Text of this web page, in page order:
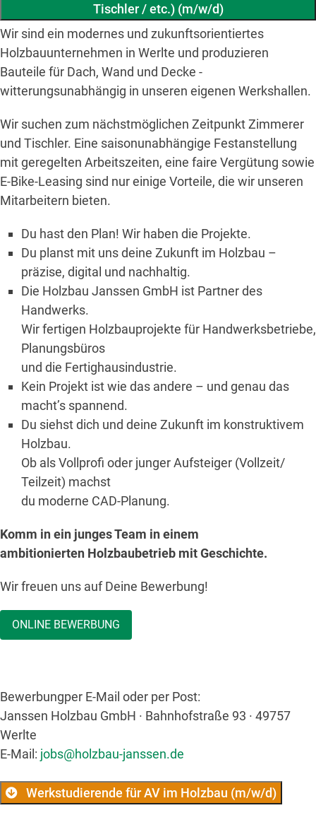
Tischler / etc.) (m/w/d)
Wir sind ein modernes und zukunftsorientiertes
Holzbauunternehmen in Werlte und produzieren
Bauteile für Dach, Wand und Decke -
witterungsunabhängig in unseren eigenen Werkshallen.
Wir suchen zum nächstmöglichen Zeitpunkt Zimmerer
und Tischler. Eine saisonunabhängige Festanstellung
mit geregelten Arbeitszeiten, eine faire Vergütung sowie
E-Bike-Leasing sind nur einige Vorteile, die wir unseren
Mitarbeitern bieten.
Du hast den Plan! Wir haben die Projekte.
Du planst mit uns deine Zukunft im Holzbau –
präzise, digital und nachhaltig.
Die Holzbau Janssen GmbH ist Partner des
Handwerks.
Wir fertigen Holzbauprojekte für Handwerksbetriebe,
Planungsbüros
und die Fertighausindustrie.
Kein Projekt ist wie das andere – und genau das
macht’s spannend.
Du siehst dich und deine Zukunft im konstruktivem
Holzbau.
Ob als Vollprofi oder junger Aufsteiger (Vollzeit/
Teilzeit) machst
du moderne CAD-Planung.
Komm in ein junges Team in einem
ambitionierten Holzbaubetrieb mit Geschichte.
Wir freuen uns auf Deine Bewerbung!
ONLINE BEWERBUNG
Bewerbungper E-Mail oder per Post:
Janssen Holzbau GmbH · Bahnhofstraße 93 · 49757
Werlte
E-Mail: jobs@holzbau-janssen.de
Werkstudierende für AV im Holzbau (m/w/d)